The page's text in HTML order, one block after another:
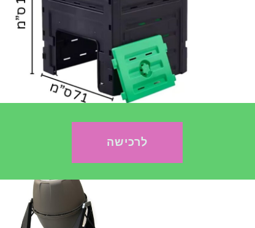
חלון תריס רפפה לחממה
ביתית
350.00
הוספה לסל
לרכישה